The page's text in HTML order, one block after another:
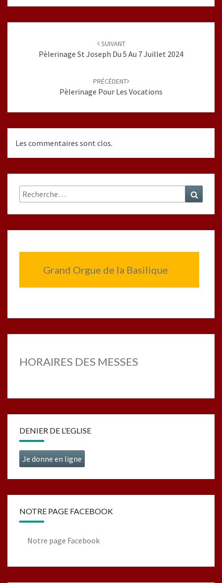
SUIVANT
Pèlerinage St Joseph Du 5 Au 7 Juillet 2024
PRÉCÉDENT
Pèlerinage Pour Les Vocations
Les commentaires sont clos.
Rechercher :
Grand Orgue de la Basilique
HORAIRES DES MESSES
DENIER DE L’EGLISE
Je donne en ligne
NOTRE PAGE FACEBOOK
Notre page Facebook